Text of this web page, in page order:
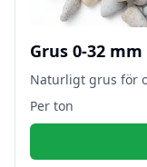
Grus 0-32 mm
Naturligt grus för
Per ton